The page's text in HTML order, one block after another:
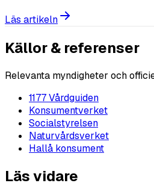
Läs artikeln
Källor & referenser
Relevanta myndigheter och
1177 Vårdguiden
Konsumentverket
Socialstyrelsen
Naturvårdsverket
Hallå konsument
Läs vidare